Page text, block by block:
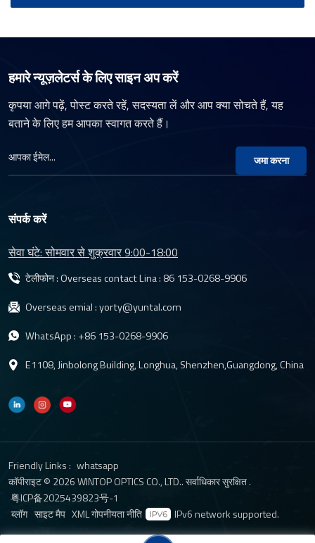
हमारे न्यूज़लेटर्स के लिए साइन अप करें
कृपया आगे पढ़ें, पोस्ट करते रहें, सदस्यता लें और आप क्या सोचते हैं, यह
बताने के लिए हम आपका स्वागत करते हैं।
जमा करना
संपर्क करें
सेवा घंटे: सोमवार से शुक्रवार 9:00-18:00
टेलीफोन : Overseas contact Lina : 86 153-0268-9906
Overseas emial :yorty@yuntal.com
WhatsApp : +86 153-0268-9906
E1108, Jinbolong Building, Longhua, Shenzhen,Guangdong, China
Friendly Links : whatsapp
कॉपीराइट © 2026 WINTOP OPTICS CO., LTD.. सर्वाधिकार सुरक्षित .
粤ICP备2025439823号-1
ब्लॉग साइट मैप XMLगोपनीयता नीति IPv6 network supported.